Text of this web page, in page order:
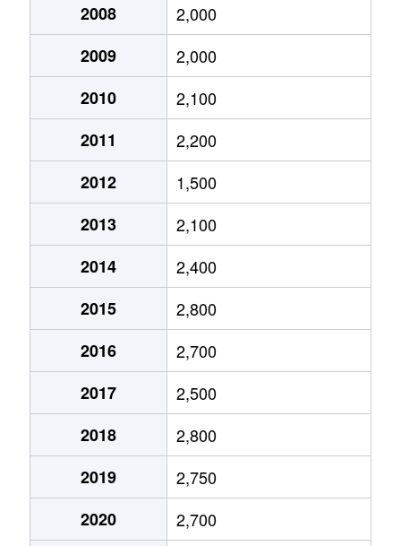
今池
1,400万円
今池(愛知)
今池
1,300万円
今池(愛知)
今池
1,100万円
今池(愛知)
今池
1,900万円
今池(愛知)
今池
1,200万円
今池(愛知)
今池
3,700万円
今池(愛知)
今池
2,000万円
今池(愛知)
今池
1,700万円
今池(愛知)
今池
1,700万円
今池(愛知)
今池
1,200万円
今池(愛知)
今池
1,700万円
今池(愛知)
今池
2,200万円
今池(愛知)
2008
2,000
2009
2,000
2010
2,100
2011
2,200
2012
1,500
2013
2,100
2014
2,400
2015
2,800
2016
2,700
2017
2,500
2018
2,800
2019
2,750
2020
2,700